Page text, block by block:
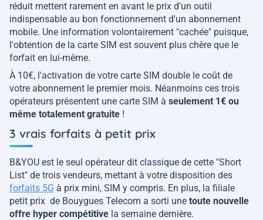
réduit mettent rarement en avant le prix d'un outil
indispensable au bon fonctionnement d'un abonnement
mobile. Une information volontairement "cachée" puisque,
l'obtention de la carte SIM est souvent plus chère que le
forfait en lui-même.
À 10€, l'activation de votre carte SIM double le coût de
votre abonnement le premier mois. Néanmoins ces trois
opérateurs présentent une carte SIM à seulement 1€ ou
même totalement gratuite !
3 vrais forfaits à petit prix
B&YOU est le seul opérateur dit classique de cette "Short
List" de trois vendeurs, mettant à votre disposition des
forfaits 5G à prix mini, SIM y compris. En plus, la filiale
petit prix de Bouygues Telecom a sorti une toute nouvelle
offre hyper compétitive la semaine dernière.